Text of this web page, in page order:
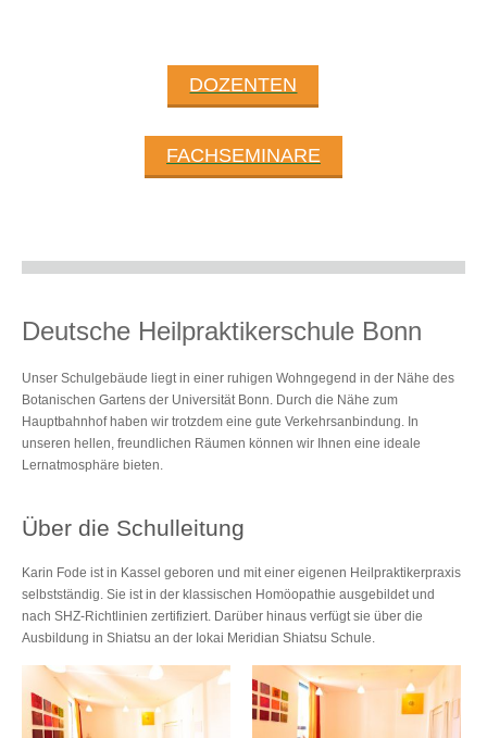
DOZENTEN
FACHSEMINARE
Deutsche Heilpraktikerschule Bonn
Unser Schulgebäude liegt in einer ruhigen Wohngegend in der Nähe des
Botanischen Gartens der Universität Bonn. Durch die Nähe zum
Hauptbahnhof haben wir trotzdem eine gute Verkehrsanbindung. In
unseren hellen, freundlichen Räumen können wir Ihnen eine ideale
Lernatmosphäre bieten.
Über die Schulleitung
Karin Fode ist in Kassel geboren und mit einer eigenen Heilpraktikerpraxis
selbstständig. Sie ist in der klassischen Homöopathie ausgebildet und
nach SHZ-Richtlinien zertifiziert. Darüber hinaus verfügt sie über die
Ausbildung in Shiatsu an der Iokai Meridian Shiatsu Schule.